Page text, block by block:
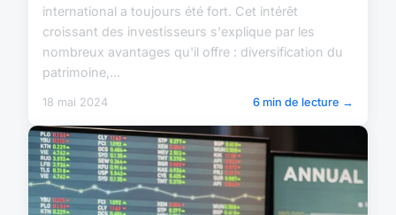
international a toujours été fort. Cet intérêt
croissant des investisseurs s'explique par les
nombreux avantages qu'il offre : diversification du
patrimoine,...
18 mai 2024 6 min de lecture →